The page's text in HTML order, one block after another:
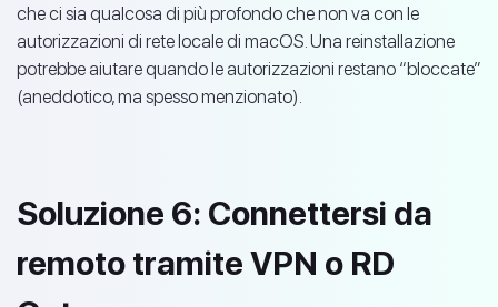
che ci sia qualcosa di più profondo che non va con le
autorizzazioni di rete locale di macOS. Una reinstallazione
potrebbe aiutare quando le autorizzazioni restano “bloccate”
(aneddotico, ma spesso menzionato).
Soluzione 6: Connettersi da
remoto tramite VPN o RD